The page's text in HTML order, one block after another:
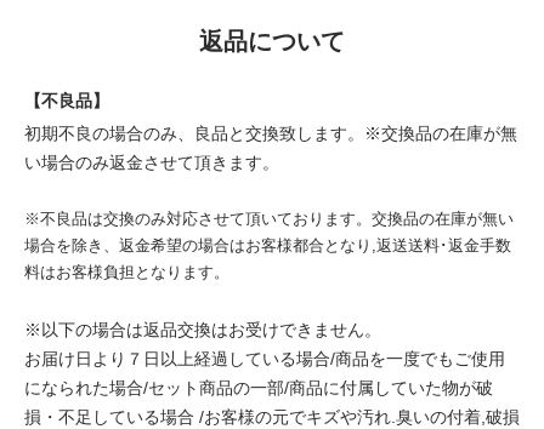
返品について
【不良品】
初期不良の場合のみ、良品と交換致します。※交換品の在庫が無
い場合のみ返金させて頂きます。
※不良品は交換のみ対応させて頂いております。交換品の在庫が無い
場合を除き、返金希望の場合はお客様都合となり,返送送料･返金手数
料はお客様負担となります。
※以下の場合は返品交換はお受けできません。
お届け日より７日以上経過している場合/商品を一度でもご使用
になられた場合/セット商品の一部/商品に付属していた物が破
損・不足している場合 /お客様の元でキズや汚れ.臭いの付着,破損